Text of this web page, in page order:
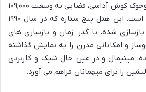
نظیر خود در منطقه پاموجوک کوش آداسی، فضایی به وسعت ۱۰۹,۰۰۰
متر مربع را در بر گرفته است. این هتل پنج ستاره که در سال ۱۹۹۰
افتتاح و در سال ۲۰۰۶ بازسازی شده، با گذر زمان و بازسازی های
و امکاناتی مدرن را به نمایش گذاشته
مینیمال و در عین حال شیک و کاربردی
را برای میهمانان فراهم می آورد.